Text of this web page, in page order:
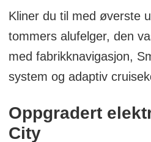
16" stålfelger med
Uten reservehjul, med
dekkreparasjonssett
Halogen kjørelys og
Ulakkerte støtfangere
Oppvarmede elektriske
Kliner du til med øverste
tommers alufelger, den
med fabrikknavigasjon,
system og adaptiv
Oppgradert
City